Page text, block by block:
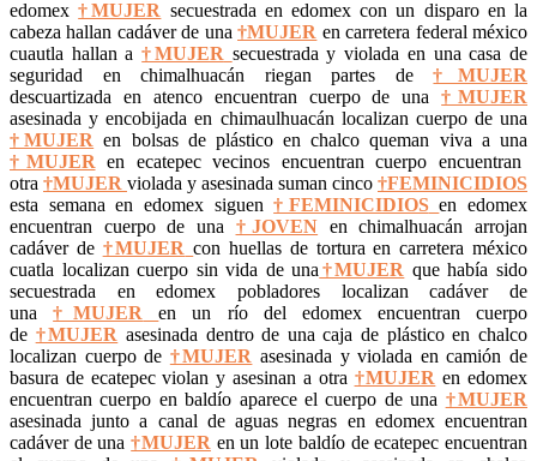
edomex†MUJER secuestrada en edomex con un disparo en la
cabeza hallan cadáver de una †MUJER en carretera federal méxico
cuautla hallan a†MUJER secuestrada y violada en una casa de
seguridad en chimalhuacán riegan partes de†MUJER
descuartizada en atenco encuentran cuerpo de una†MUJER
asesinada y encobijada en chimaulhuacán localizan cuerpo de una
†MUJER en bolsas de plástico en chalco queman viva a una
†MUJER en ecatepec vecinos encuentran cuerpo encuentran
otra †MUJER violada y asesinada suman cinco †FEMINICIDIOS
esta semana en edomex siguen†FEMINICIDIOS en edomex
encuentran cuerpo de una †JOVEN en chimalhuacán arrojan
cadáver de †MUJER con huellas de tortura en carretera méxico
cuatla localizan cuerpo sin vida de una †MUJER que había sido
secuestrada en edomex pobladores localizan cadáver de
una†MUJER
en un río del edomex encuentran cuerpo
de †MUJER asesinada dentro de una caja de plástico en chalco
localizan cuerpo de †MUJER asesinada y violada en camión de
basura de ecatepec violan y asesinan a otra †MUJER en edomex
encuentran cuerpo en baldío aparece el cuerpo de una †MUJER
asesinada junto a canal de aguas negras en edomex encuentran
cadáver de una†MUJER en un lote baldío de ecatepec encuentran